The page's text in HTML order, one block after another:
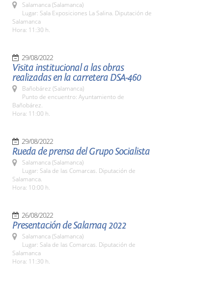
Salamanca (Salamanca)
Lugar: Sala Exposiciones La Salina. Diputación de
Salamanca
Hora: 11:30 h.
29/08/2022
Visita institucional a las obras
realizadas en la carretera DSA-460
Bañobárez (Salamanca)
Punto de encuentro: Ayuntamiento de
Bañobárez.
Hora: 11:00 h.
29/08/2022
Rueda de prensa del Grupo Socialista
Salamanca (Salamanca)
Lugar: Sala de las Comarcas. Diputación de
Salamanca.
Hora: 10:00 h.
26/08/2022
Presentación de Salamaq 2022
Salamanca (Salamanca)
Lugar: Sala de las Comarcas. Diputación de
Salamanca
Hora: 11:30 h.